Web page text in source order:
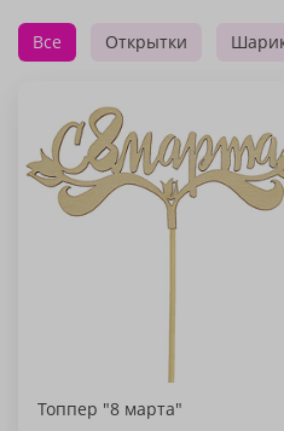
Все Открытки
Топпер "8 марта"